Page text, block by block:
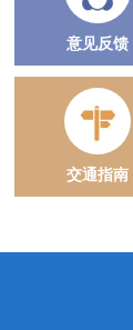
意见反馈
交通指南